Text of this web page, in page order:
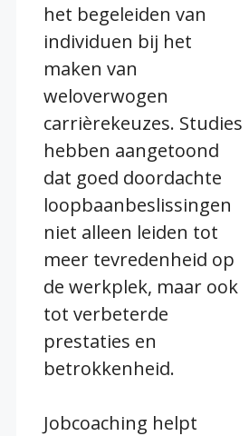
het begeleiden van
individuen bij het
maken van
weloverwogen
carrièrekeuzes. Studies
hebben aangetoond
dat goed doordachte
loopbaanbeslissingen
niet alleen leiden tot
meer tevredenheid op
de werkplek, maar ook
tot verbeterde
prestaties en
betrokkenheid.
Jobcoaching helpt